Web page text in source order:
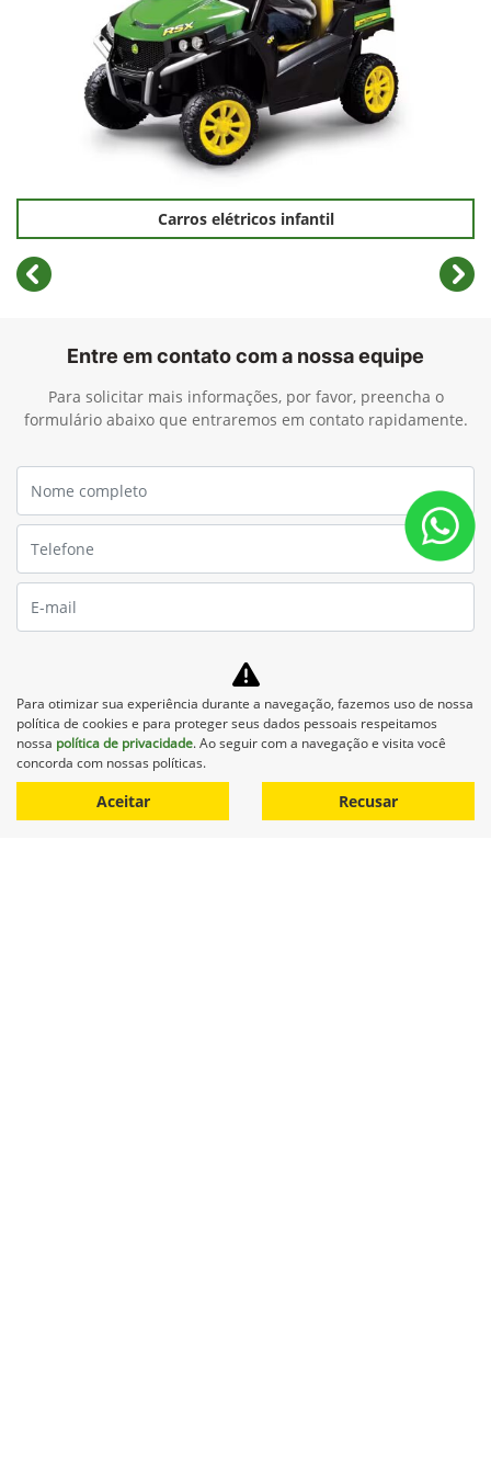
Carros elétricos infantil
templates.template-
Entre em contato com a nossa equipe
Para solicitar mais informações, por favor, preencha o
formulário abaixo que entraremos em contato rapidamente.
Para otimizar sua experiência durante a navegação, fazemos uso de nossa
política de cookies e para proteger seus dados pessoais respeitamos
nossa política de privacidade. Ao seguir com a navegação e visita você
concorda com nossas políticas.
Aceitar Recusar